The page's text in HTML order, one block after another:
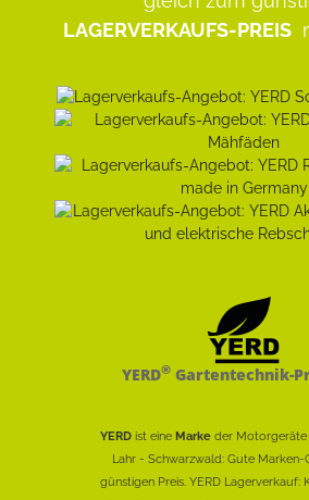
LAGERVERKAUFS-PREIS
YERD®Gartentechnik-
YERD ist eine Marke der Motorgeräte
Lahr - Schwarzwald: Gute
günstigen Preis. YERD Lagerverkauf: